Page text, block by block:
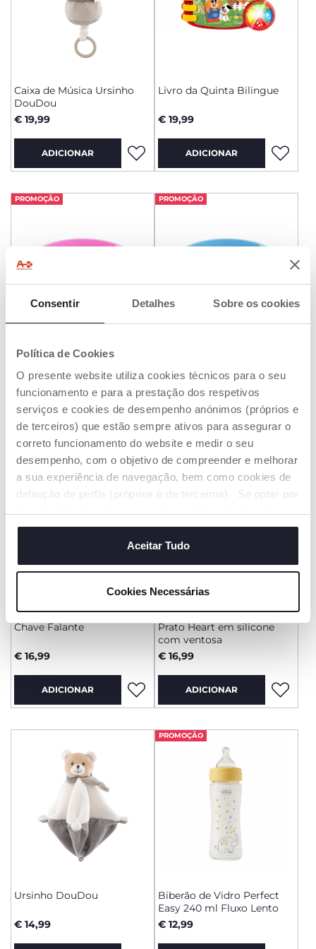
Consentir Detalhes Sobre os cookies
Política de Cookies
O presente website utiliza cookies técnicos para o seu
funcionamento e para a prestação dos respetivos
serviços e cookies de desempenho anónimos (próprios e
de terceiros) que estão sempre ativos para assegurar o
correto funcionamento do website e medir o seu
desempenho, com o objetivo de compreender e melhorar
a sua experiência de navegação, bem como cookies de
definição de perfis (próprios e de terceiros). Se optar por
cookies. Se quiser saber mais, alterar ou revogar o
consentimento de todos ou de alguns cookies, clique em
"mostrar detalhes". Ao fechar este aviso, está a
são necessários e essenciais para garantir o
funcionamento desta página.
Aceitar Tudo
Cookies Necessárias
Caixa de Música Ursinho
DouDou
€ 19,99
ADICIONAR
Livro da Quinta Bilingue
€ 19,99
ADICIONAR
PROMOÇÃO
Prato em silicone com
divisórias
€ 18,99
ADICIONAR
PROMOÇÃO
divisórias
€ 18,99
Chave Falante
€ 16,99
ADICIONAR
Prato Heart em silicone
com ventosa
€ 16,99
ADICIONAR
Ursinho DouDou
€ 14,99
PROMOÇÃO
Biberão de Vidro Perfect
Easy 240 ml Fluxo Lento
€ 12,99